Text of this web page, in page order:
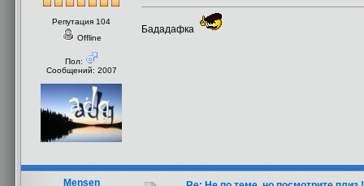
Репутация 104
Offline
Пол:
Сообщений: 2007
Бададафка
Mensen